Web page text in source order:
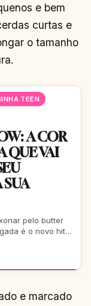
e bem
curtas e
o tamanho
TEEN
A COR
QUE VAI
pelo butter
é o novo hit
e marcado